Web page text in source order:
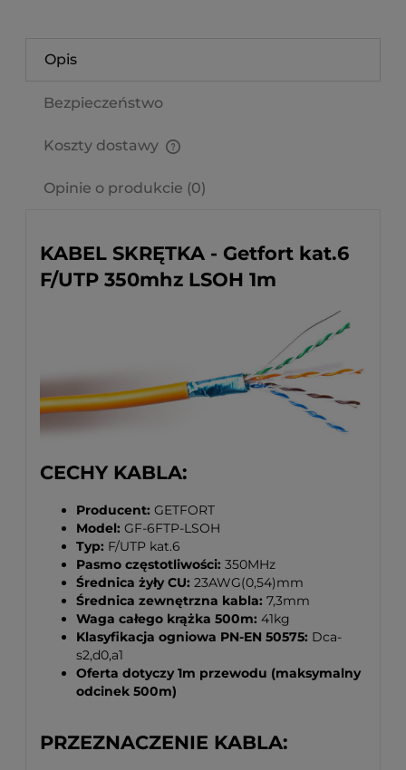
Opis
Bezpieczeństwo
Koszty dostawy
Opinie o produkcie (0)
KABEL SKRĘTKA - Getfort kat.6
F/UTP 350mhz LSOH 1m
CECHY KABLA:
Producent: GETFORT
Model: GF-6FTP-LSOH
Typ: F/UTP kat.6
Pasmo częstotliwości: 350MHz
Średnica żyły CU: 23AWG(0,54)mm
Średnica zewnętrzna kabla: 7,3mm
Waga całego krążka 500m: 41kg
Klasyfikacja ogniowa PN-EN 50575: Dca-
s2,d0,a1
Oferta dotyczy 1m przewodu (maksymalny
odcinek 500m)
PRZEZNACZENIE KABLA: